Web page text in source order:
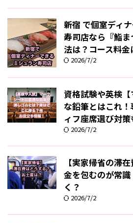
新宿 で個室ディ
寿司店なら『鮨
法は？コース料金
2026/7/2
資格試験や英検
な鉛筆とはこれ
ィフ座席選び対策
2026/7/2
【実家帰省の滞
金を包むのが常
く？
2026/7/2